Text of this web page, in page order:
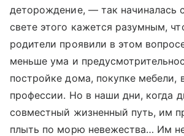
деторождение, — так начиналась
свете этого кажется разумным,
родители проявили в этом
меньше ума и
постройке дома, покупке мебели,
профессии. Но в наши дни, когда
совместный жизненный путь, им
плыть по морю невежества… Им